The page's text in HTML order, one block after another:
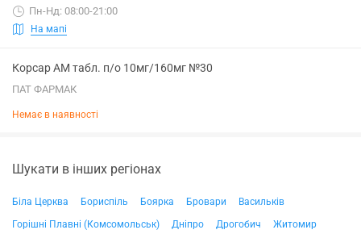
Пн-Нд: 08:00-21:00
На мапі
Корсар АМ табл. п/о 10мг/160мг №30
ПАТ ФАРМАК
Немає в наявності
Шукати в інших регіонах
Біла Церква Бориспіль Боярка Бровари
Васильків
Горішні Плавні (Комсомольськ)
Дніпро Дрогобич
Житомир